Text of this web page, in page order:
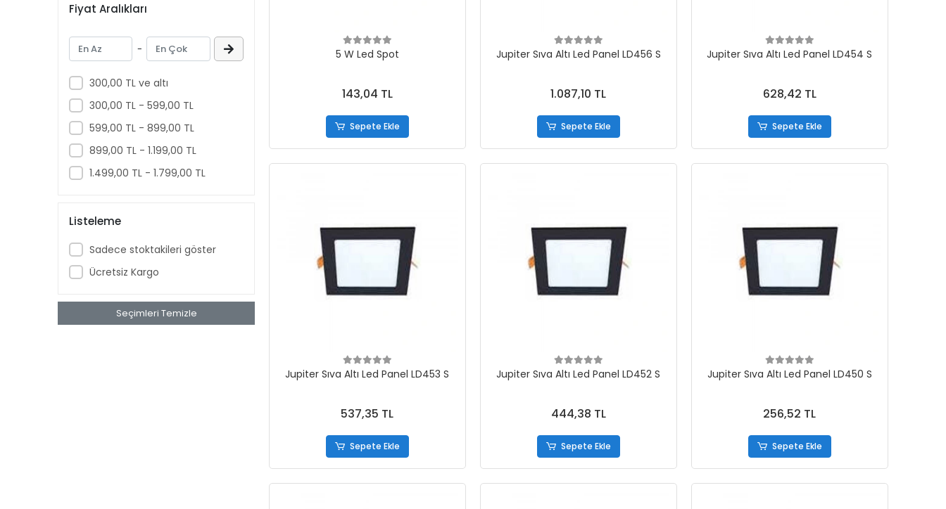
Fiyat Aralıkları
-
300,00 TL ve altı
300,00 TL - 599,00 TL
599,00 TL - 899,00 TL
899,00 TL - 1.199,00 TL
1.499,00 TL - 1.799,00 TL
Listeleme
Sadece stoktakileri göster
Ücretsiz Kargo
Seçimleri Temizle
5 W Led Spot
143,04 TL
Sepete Ekle
Jupiter Sıva Altı Led Panel LD456 S
1.087,10 TL
Sepete Ekle
Jupiter Sıva Altı Led Panel LD454 S
628,42 TL
Sepete Ekle
Jupiter Sıva Altı Led Panel LD453 S
537,35 TL
Sepete Ekle
Jupiter Sıva Altı Led Panel LD452 S
444,38 TL
Sepete Ekle
Jupiter Sıva Altı Led Panel LD450 S
256,52 TL
Sepete Ekle